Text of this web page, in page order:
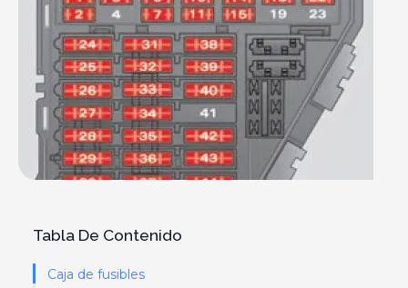
Tabla De Contenido
Caja de fusibles